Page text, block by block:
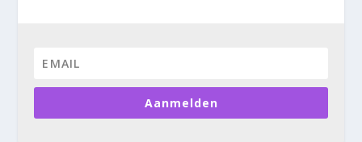
Aanmelden